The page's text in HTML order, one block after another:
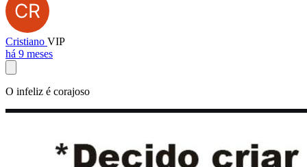
Cristiano VIP
há 9 meses
O infeliz é corajoso